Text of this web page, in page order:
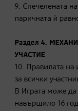
9. Спечелената
паричната ѝ
Раздел 4.
УЧАСТИЕ
10. Правилата на
за всички
В Играта може да
навършило 16